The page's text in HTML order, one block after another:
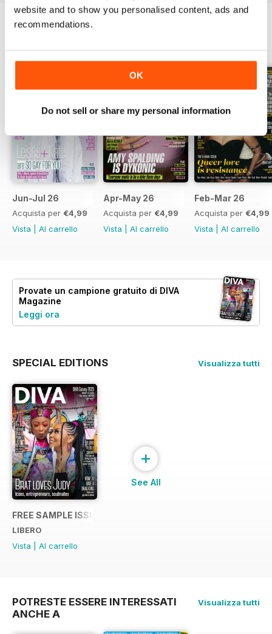
website and to show you personalised content, ads and
recommendations.
OK
Do not sell or share my personal information
Jun-Jul 26
Acquista per €4,99
Vista
Al carrello
Apr-May 26
Acquista per €4,99
Vista
Al carrello
Feb-Mar 26
Acquista per €4,99
Vista
Al carrello
Provate un campione gratuito di DIVA
Magazine
Leggi ora
SPECIAL EDITIONS Visualizza tutti
FREE SAMPLE ISSUE
LIBERO
Vista
Al carrello
+
See All
POTRESTE ESSERE INTERESSATI
ANCHE A
Visualizza tutti